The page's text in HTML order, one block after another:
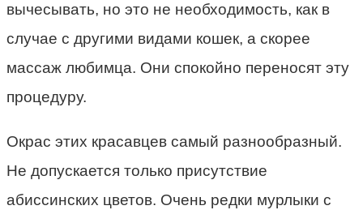
вычесывать, но это не необходимость, как в
случае с другими видами кошек, а скорее
массаж любимца. Они спокойно переносят эту
процедуру.
Окрас этих красавцев самый разнообразный.
Не допускается только присутствие
абиссинских цветов. Очень редки мурлыки с